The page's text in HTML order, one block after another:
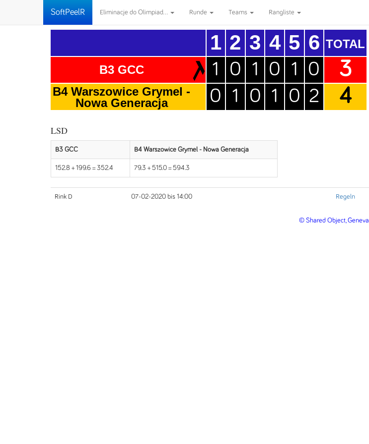
SoftPeelR Eliminacje do Olimpiad... Runde Teams Rangliste
B3 GCC
B4 Warszowice Grymel -
Nowa Generacja
1
1
0
2
0
1
3
1
0
4
0
1
5
1
0
6
0
2
TOTAL
3
4
LSD
B3 GCC B4 Warszowice Grymel - Nowa Generacja
152.8 + 199.6 = 352.4 79.3 + 515.0 = 594.3
Rink D 07-02-2020 bis 14:00 Regeln
© Shared Object, Geneva